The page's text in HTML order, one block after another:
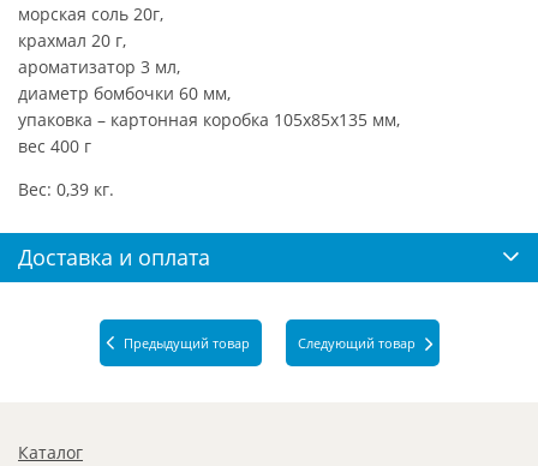
морская соль 20г,
крахмал 20 г,
ароматизатор 3 мл,
диаметр бомбочки 60 мм,
упаковка – картонная коробка 105х85х135 мм,
вес 400 г
Вес: 0,39 кг.
Доставка и оплата
Предыдущий товар Следующий товар
Каталог